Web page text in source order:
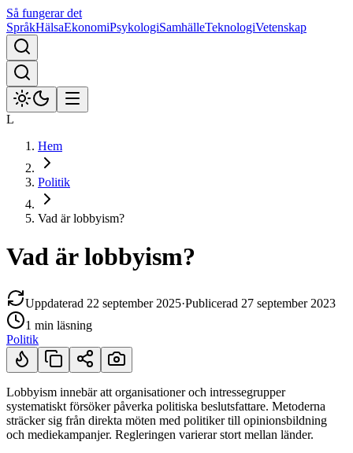
Så fungerar det
SpråkHälsaEkonomiPsykologiSamhälleTeknologiVetenskap
L
Hem
Politik
Vad är lobbyism?
Vad är lobbyism?
Uppdaterad 22 september 2025·Publicerad 27 september 2023
1 min läsning
Politik
Kort svar
Lobbyism innebär att organisationer och intressegrupper
systematiskt försöker påverka politiska beslutsfattare. Metoderna
sträcker sig från direkta möten med politiker till opinionsbildning
och mediekampanjer. Regleringen varierar stort mellan länder.